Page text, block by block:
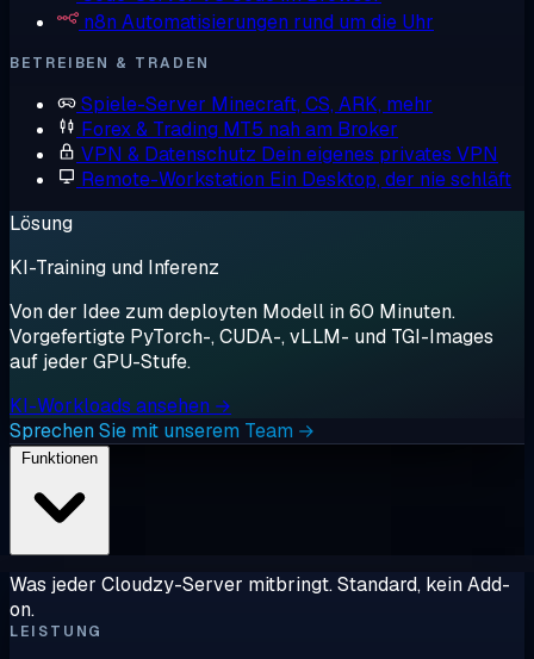
n8n Automatisierungen rund um die Uhr
BETREIBEN & TRADEN
Spiele-Server Minecraft, CS, ARK, mehr
Forex & Trading MT5 nah am Broker
VPN & Datenschutz Dein eigenes privates VPN
Remote-Workstation Ein Desktop, der nie schläft
Lösung
KI-Training und Inferenz
Von der Idee zum deployten Modell in 60 Minuten.
Vorgefertigte PyTorch-, CUDA-, vLLM- und TGI-Images
auf jeder GPU-Stufe.
KI-Workloads ansehen →
Sprechen Sie mit unserem Team →
Was jeder Cloudzy-Server mitbringt. Standard, kein Add-
on.
LEISTUNG